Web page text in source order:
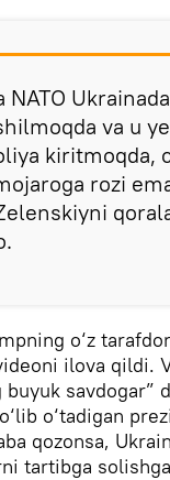
NATO
va u
kiritmoqda,
rozi
o‘z
ilova qildi.
savdogar”
o‘tadigan
qozonsa,
tartibga